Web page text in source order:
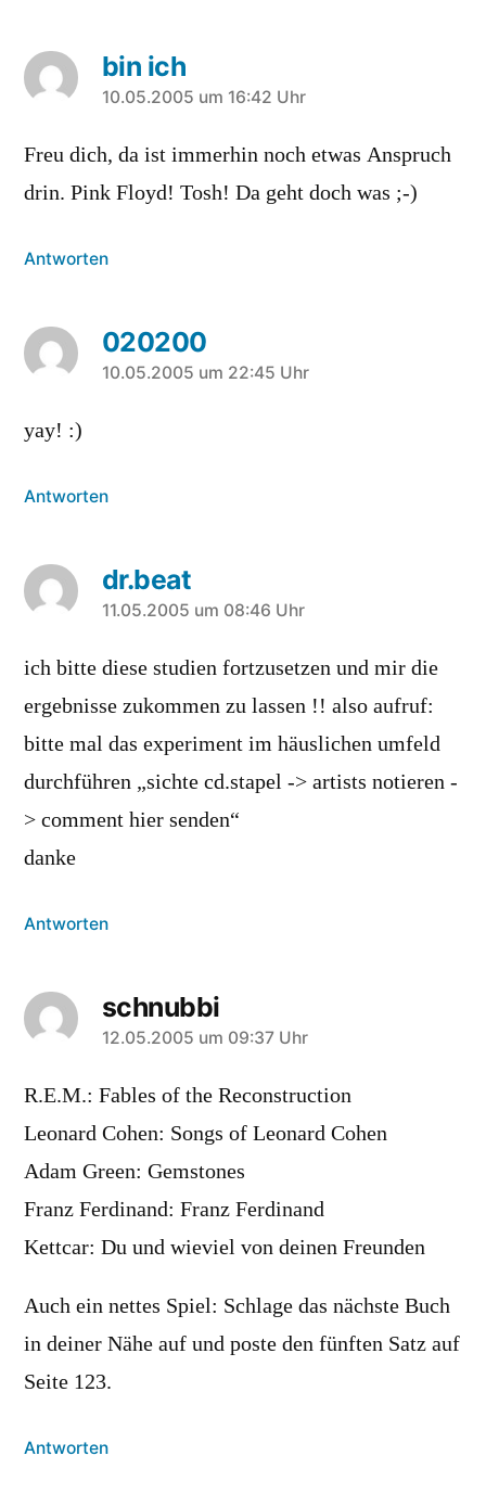
bin ich
sagt:
10.05.2005 um 16:42 Uhr
Freu dich, da ist immerhin noch etwas Anspruch
drin. Pink Floyd! Tosh! Da geht doch was ;-)
Antworten
020200
sagt:
10.05.2005 um 22:45 Uhr
yay! :)
Antworten
dr.beat
sagt:
11.05.2005 um 08:46 Uhr
ich bitte diese studien fortzusetzen und mir die
ergebnisse zukommen zu lassen !! also aufruf:
bitte mal das experiment im häuslichen umfeld
durchführen „sichte cd.stapel -> artists notieren -
> comment hier senden“
danke
Antworten
schnubbi
sagt:
12.05.2005 um 09:37 Uhr
R.E.M.: Fables of the Reconstruction
Leonard Cohen: Songs of Leonard Cohen
Adam Green: Gemstones
Franz Ferdinand: Franz Ferdinand
Kettcar: Du und wieviel von deinen Freunden
Auch ein nettes Spiel: Schlage das nächste Buch
in deiner Nähe auf und poste den fünften Satz auf
Seite 123.
Antworten